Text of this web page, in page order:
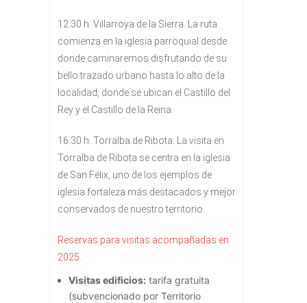
12.30 h. Villarroya de la Sierra. La ruta
comienza en la iglesia parroquial desde
donde caminaremos disfrutando de su
bello trazado urbano hasta lo alto de la
localidad, donde se ubican el Castillo del
Rey y el Castillo de la Reina.
16.30 h. Torralba de Ribota. La visita en
Torralba de Ribota se centra en la iglesia
de San Félix, uno de los ejemplos de
iglesia fortaleza más destacados y mejor
conservados de nuestro territorio.
Reservas para visitas acompañadas en
2025.
Visitas edificios: tarifa gratuita
(subvencionado por Territorio